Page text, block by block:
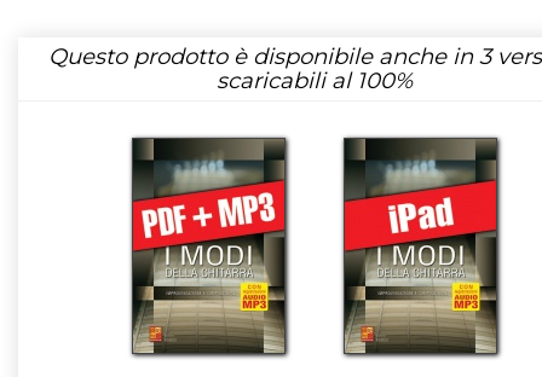
Questo prodotto è disponibile anche in 3
scaricabili al 100%